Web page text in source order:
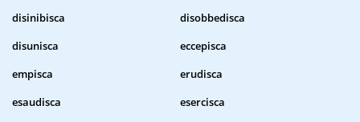
disinibisca
disobbedisca
disunisca
eccepisca
empisca
erudisca
esaudisca
esercisca